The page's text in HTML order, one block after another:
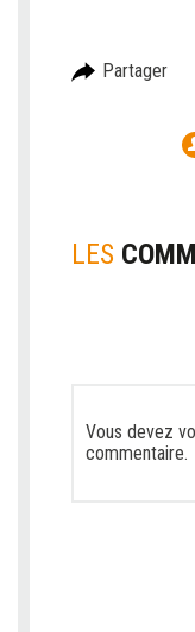
Partager
LES
Vous devez
commentaire.